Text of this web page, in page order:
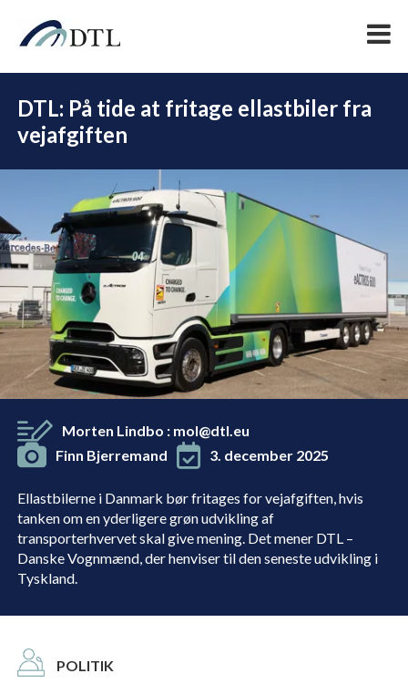
POLITIK
DTL: På tide at fritage ellastbiler fra
vejafgiften
Ellastbilerne i Danmark bør fritages for vejafgiften, hvis
tanken om en yderligere grøn udvikling af
transporterhvervet skal give mening. Det mener DTL –
Danske Vognmænd, der henviser til den seneste udvikling i
Tyskland.
Morten Lindbo : mol@dtl.eu
Finn Bjerremand
3. december 2025